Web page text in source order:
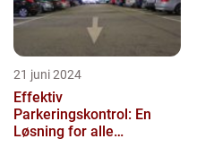
21 juni 2024
Effektiv
Parkeringskontrol: En
Løsning for alle